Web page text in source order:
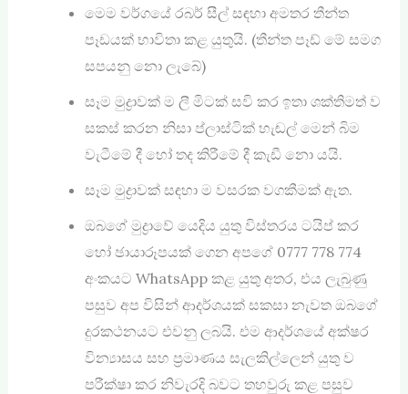
මෙම වර්ගයේ රබර් සීල් සඳහා අමතර තීන්ත
පෑඩයක් භාවිතා කළ යුතුයි. (තීන්ත පෑඩ් ‍මේ සමග
සපයනු නො ලැබේ)
සෑම මුද්‍රාවක් ම ලී මිටක් සවි කර ඉතා ශක්තිමත් ව
සකස් කරන නිසා ප්ලාස්ටික් හැඬල් මෙන් බිම
වැටීමේ දී හෝ තද කිරීමේ දී කැඩී නො යයි.
සෑම මුද්‍රාවක් සඳහා ම වසරක වගකීමක් ඇත.
ඔබගේ මුද්‍රාවේ යෙදිය යුතු විස්තරය ටයිප් කර
හෝ ඡායාරූපයක් ගෙන අපගේ 0777 778 774
අංකයට WhatsApp කළ යුතු අතර, එය ලැබුණු
පසුව අප විසින් ආදර්ශයක් සකසා නැවත ඔබගේ
දුරකථනයට එවනු ලබයි. එම ආදර්ශයේ අක්ෂර
වින්‍යාසය සහ ප්‍රමාණය සැලකිල්ලෙන් යුතු ව
පරීක්ෂා කර නිවැරදි බවට තහවුරු කළ පසුව